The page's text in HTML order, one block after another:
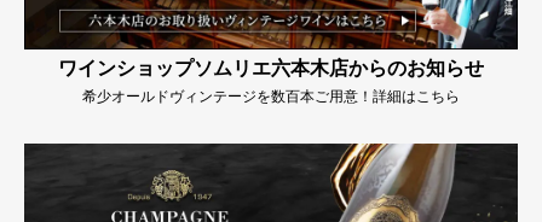
ワインショップソムリエ六本木店からのお知らせ
希少オールドヴィンテージを数百本ご用意！詳細はこちら